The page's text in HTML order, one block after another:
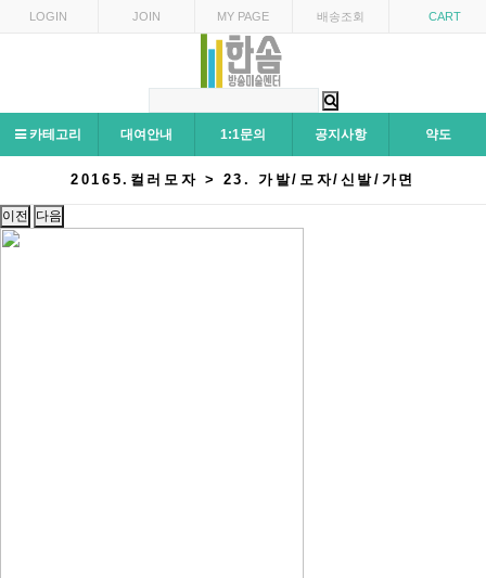
LOGIN JOIN MY PAGE 배송조회 CART
카테고리 대여안내 1:1문의 공지사항 약도
20165.컬러모자 > 23. 가발/모자/신발/가면
이전 다음